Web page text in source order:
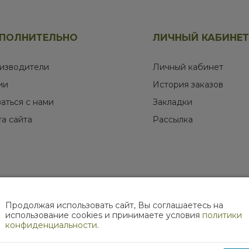
с нами
сайта
ЛИЧНЫЙ КАБИНЕТ
Личный кабинет
История заказов
Закладки
Рассылка
МЫ В СОЦИАЛЬНЫХ СЕТЯХ
Продолжая использовать сайт, Вы соглашаетесь на
использование cookies и принимаете условия политики
конфиденциальности.